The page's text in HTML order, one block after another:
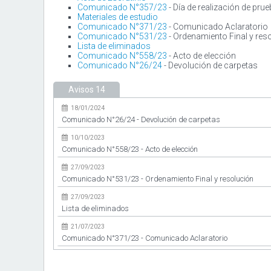
Comunicado N°357/23 - Día de realización de
Materiales de estudio
Comunicado N°371/23 - Comunicado Aclaratorio
Comunicado N°531/23 - Ordenamiento Final y
Lista de eliminados
Comunicado N°558/23 - Acto de elección
Comunicado N°26/24- Devolución de carpetas
Avisos 14
18/01/2024
Comunicado N°26/24 - Devolución de carpetas
10/10/2023
Comunicado N°558/23 - Acto de elección
27/09/2023
Comunicado N°531/23 - Ordenamiento Final y resolución
27/09/2023
Lista de eliminados
21/07/2023
Comunicado N°371/23 - Comunicado Aclaratorio